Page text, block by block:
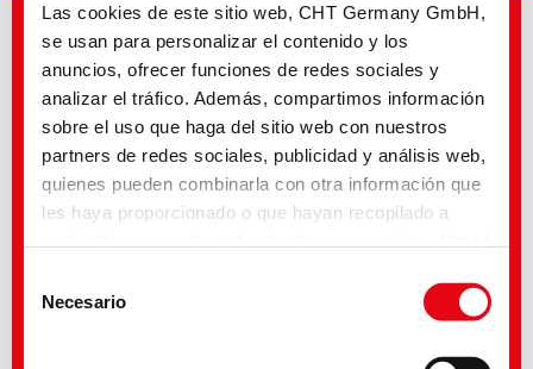
Las cookies de este sitio web, CHT Germany GmbH,
se usan para personalizar el contenido y los
anuncios, ofrecer funciones de redes sociales y
analizar el tráfico. Además, compartimos información
sobre el uso que haga del sitio web con nuestros
partners de redes sociales, publicidad y análisis web,
quienes pueden combinarla con otra información que
les haya proporcionado o que hayan recopilado a
nuestro sitio web. Con algunos de los servicios
utilizados, existe la posibilidad de que los datos se
transfieran a los Estados Unidos y sean tratados por
Necesario
Busqueda avanzada
Tu selección